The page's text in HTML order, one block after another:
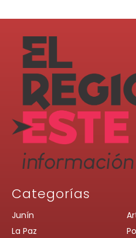
Categorías
Junín
La Paz